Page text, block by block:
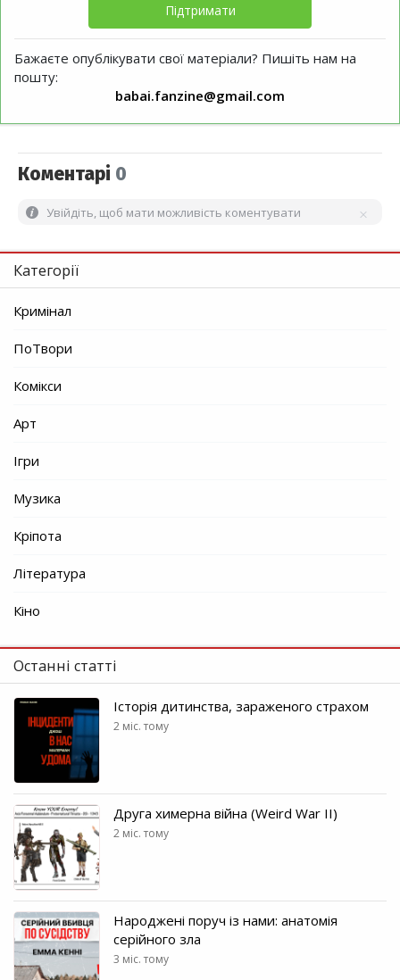
Підтримати
Бажаєте опублікувати свої матеріали? Пишіть нам на
пошту:
babai.fanzine@gmail.com
Коментарі 0
Увійдіть, щоб мати можливість коментувати
Категорії
Кримінал
ПоТвори
Комікси
Арт
Ігри
Музика
Кріпота
Література
Кіно
Останні статті
Історія дитинства, зараженого страхом
2 міс. тому
Друга химерна війна (Weird War II)
2 міс. тому
Народжені поруч із нами: анатомія
серійного зла
3 міс. тому